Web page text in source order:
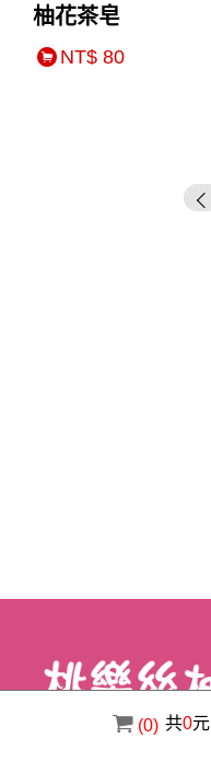
柚花茶皂
NT$ 80
(0) 共0元